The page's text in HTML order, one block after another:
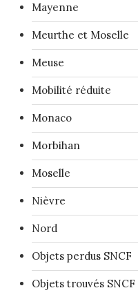
Mayenne
Meurthe et Moselle
Meuse
Mobilité réduite
Monaco
Morbihan
Moselle
Nièvre
Nord
Objets perdus SNCF
Objets trouvés SNCF